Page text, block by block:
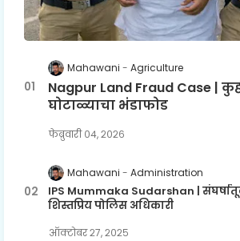
Mahawani Agriculture
Nagpur Land Fraud Case |
घोटाळ्याचा भंडाफोड
फेब्रुवारी ०४, २०२६
Mahawani Administration
IPS Mummaka Sudarshan |
शिस्तप्रिय पोलिस अधिकारी
ऑक्टोबर २७, २०२५